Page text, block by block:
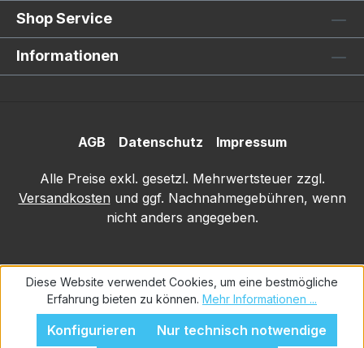
Shop Service
Informationen
AGB Datenschutz Impressum
Alle Preise exkl. gesetzl. Mehrwertsteuer zzgl.
Versandkosten und ggf. Nachnahmegebühren, wenn
nicht anders angegeben.
Diese Website verwendet Cookies, um eine bestmögliche
Erfahrung bieten zu können. Mehr Informationen ...
Nur technisch notwendige
Konfigurieren